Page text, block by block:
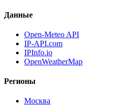
Данные
Open-Meteo API
IP-API.com
IPInfo.io
OpenWeatherMap
Регионы
Москва